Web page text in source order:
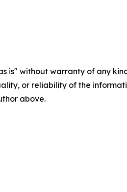
is" without warranty of any
or reliability of the
above.